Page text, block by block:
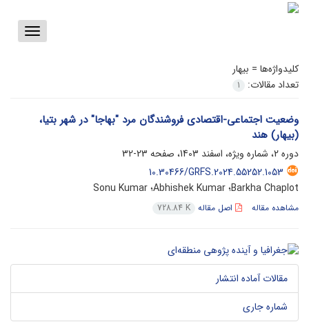
Toggle
کلیدواژه‌ها = بیهار
تعداد مقالات:
1
وضعیت اجتماعی-اقتصادی فروشندگان مرد "بهاجا" در شهر بتیا،
(بیهار) هند
دوره 2، شماره ویژه، اسفند 1403، صفحه
23-32
10.30466/GRFS.2024.55252.1053
Barkha Chaplot؛ Abhishek Kumar؛ Sonu Kumar
مشاهده مقاله اصل مقاله 728.84 K
مقالات آماده انتشار
شماره جاری